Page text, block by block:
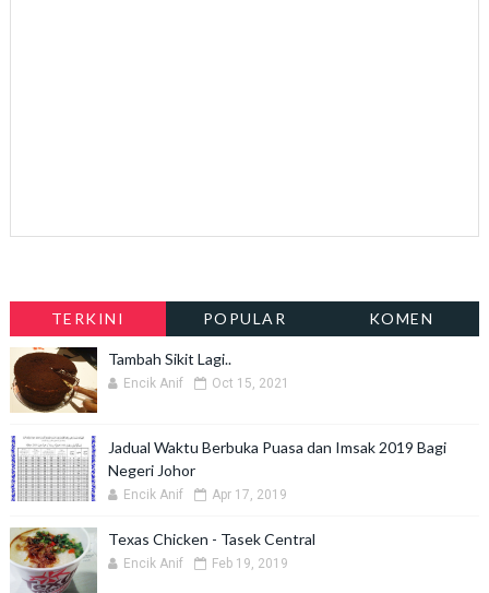
TERKINI POPULAR KOMEN
Tambah Sikit Lagi..
Encik Anif Oct 15, 2021
Jadual Waktu Berbuka Puasa dan Imsak 2019 Bagi
Negeri Johor
Encik Anif Apr 17, 2019
Texas Chicken - Tasek Central
Encik Anif Feb 19, 2019